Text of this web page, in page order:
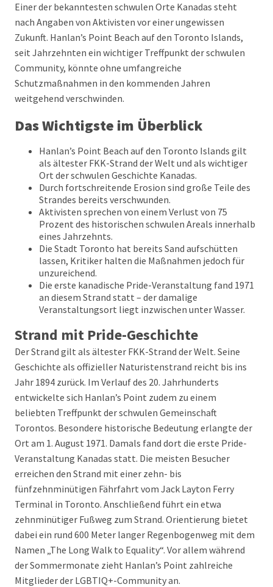
Einer der bekanntesten schwulen Orte Kanadas steht
nach Angaben von Aktivisten vor einer ungewissen
Zukunft. Hanlan’s Point Beach auf den Toronto Islands,
seit Jahrzehnten ein wichtiger Treffpunkt der schwulen
Community, könnte ohne umfangreiche
Schutzmaßnahmen in den kommenden Jahren
weitgehend verschwinden.
Das Wichtigste im Überblick
Hanlan’s Point Beach auf den Toronto Islands gilt
als ältester FKK-Strand der Welt und als wichtiger
Ort der schwulen Geschichte Kanadas.
Durch fortschreitende Erosion sind große Teile des
Strandes bereits verschwunden.
Aktivisten sprechen von einem Verlust von 75
Prozent des historischen schwulen Areals innerhalb
eines Jahrzehnts.
Die Stadt Toronto hat bereits Sand aufschütten
lassen, Kritiker halten die Maßnahmen jedoch für
unzureichend.
Die erste kanadische Pride-Veranstaltung fand 1971
an diesem Strand statt – der damalige
Veranstaltungsort liegt inzwischen unter Wasser.
Strand mit Pride-Geschichte
Der Strand gilt als ältester FKK-Strand der Welt. Seine
Geschichte als offizieller Naturistenstrand reicht bis ins
Jahr 1894 zurück. Im Verlauf des 20. Jahrhunderts
entwickelte sich Hanlan’s Point zudem zu einem
beliebten Treffpunkt der schwulen Gemeinschaft
Torontos. Besondere historische Bedeutung erlangte der
Ort am 1. August 1971. Damals fand dort die erste Pride-
Veranstaltung Kanadas statt. Die meisten Besucher
erreichen den Strand mit einer zehn- bis
fünfzehnminütigen Fährfahrt vom Jack Layton Ferry
Terminal in Toronto. Anschließend führt ein etwa
zehnminütiger Fußweg zum Strand. Orientierung bietet
dabei ein rund 600 Meter langer Regenbogenweg mit dem
Namen „The Long Walk to Equality“. Vor allem während
der Sommermonate zieht Hanlan’s Point zahlreiche
Mitglieder der LGBTIQ+-Community an.